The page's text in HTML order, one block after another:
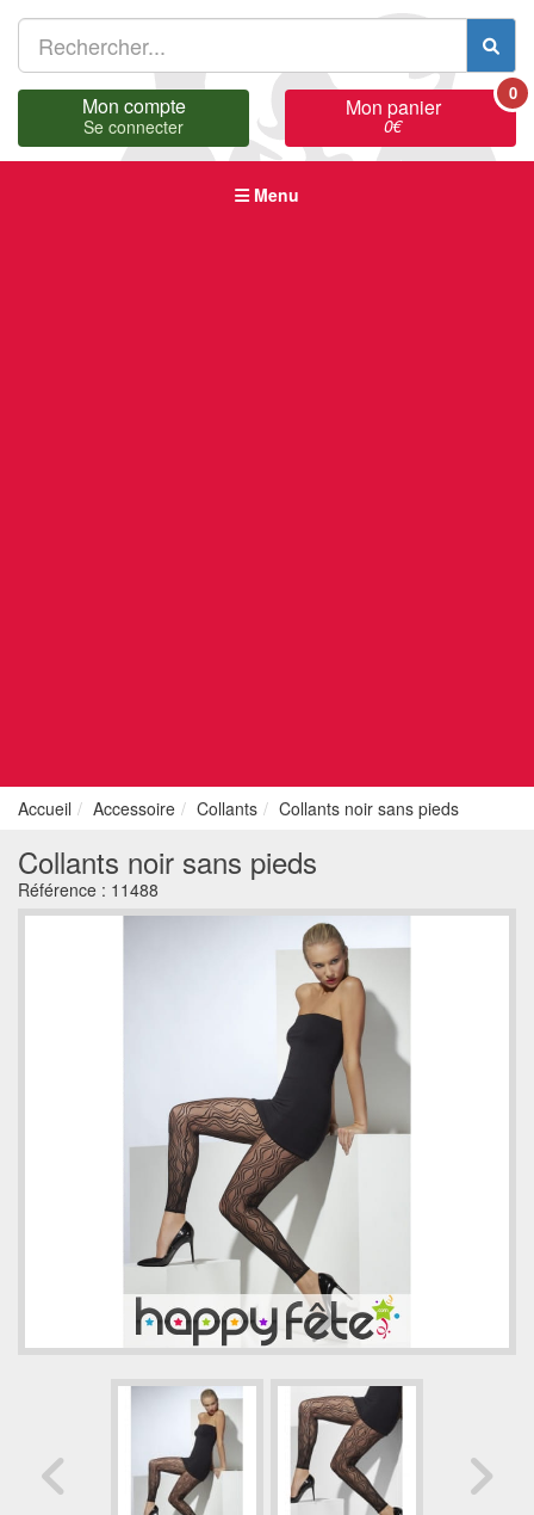
Mon compte
Se connecter
Mon panier
0€
0
Menu
Accueil Accessoire Collants Collants noir sans pieds
Collants noir sans pieds
Référence : 11488